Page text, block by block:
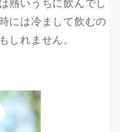
には冷まして飲むの
しれません。